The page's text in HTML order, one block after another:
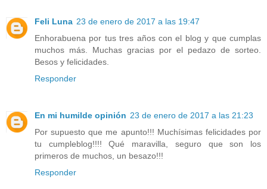
Feli Luna 23 de enero de 2017 a las 19:47
Enhorabuena por tus tres años con el blog y que cumplas
muchos más. Muchas gracias por el pedazo de sorteo.
Besos y felicidades.
Responder
En mi humilde opinión 23 de enero de 2017 a las 21:23
Por supuesto que me apunto!!! Muchísimas felicidades por
tu cumpleblog!!!! Qué maravilla, seguro que son los
primeros de muchos, un besazo!!!
Responder